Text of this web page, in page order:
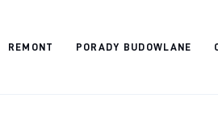
REMONT PORADY BUDOWLANE